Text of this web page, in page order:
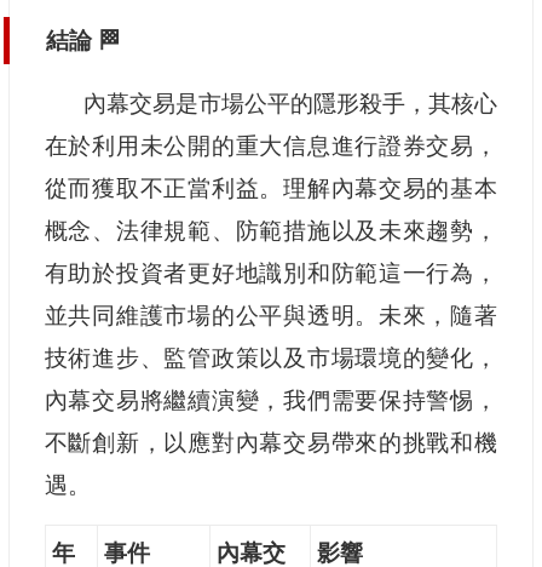
結論 🏁
內幕交易是市場公平的隱形殺手，其核心
在於利用未公開的重大信息進行證券交易，
從而獲取不正當利益。理解內幕交易的基本
概念、法律規範、防範措施以及未來趨勢，
有助於投資者更好地識別和防範這一行為，
並共同維護市場的公平與透明。未來，隨著
技術進步、監管政策以及市場環境的變化，
內幕交易將繼續演變，我們需要保持警惕，
不斷創新，以應對內幕交易帶來的挑戰和機
遇。
年
事件
內幕交
影響